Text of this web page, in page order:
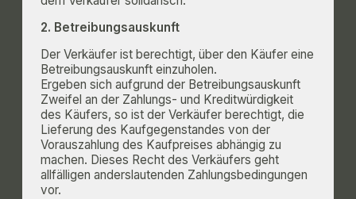
2. Betreibungsauskunft
Der Verkäufer ist berechtigt, über den Käufer eine
Betreibungsauskunft einzuholen.
Ergeben sich aufgrund der Betreibungsauskunft
Zweifel an der Zahlungs- und Kreditwürdigkeit
des Käufers, so ist der Verkäufer berechtigt, die
Lieferung des Kaufgegenstandes von der
Vorauszahlung des Kaufpreises abhängig zu
machen. Dieses Recht des Verkäufers geht
allfälligen anderslautenden Zahlungsbedingungen
vor.